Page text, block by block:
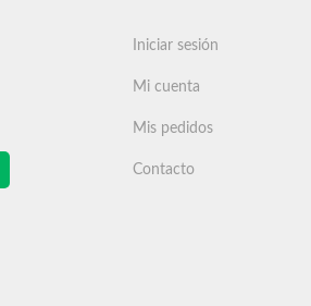
Iniciar sesión
Mi cuenta
Mis pedidos
Contacto